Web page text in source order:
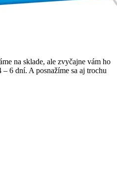
na sklade, ale zvyčajne vám ho
6 dní. A posnažíme sa aj trochu